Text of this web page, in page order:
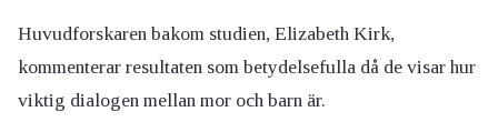
Huvudforskaren bakom studien, Elizabeth Kirk,
kommenterar resultaten som betydelsefulla då de visar hur
viktig dialogen mellan mor och barn är.